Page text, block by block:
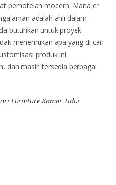
perhotelan modern. Manajer
adalah ahli dalam
butuhkan untuk proyek
menemukan apa yang di cari
produk ini
dan masih tersedia berbagai
Furniture Kamar Tidur